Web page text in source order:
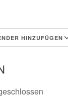
HINZUFÜGEN